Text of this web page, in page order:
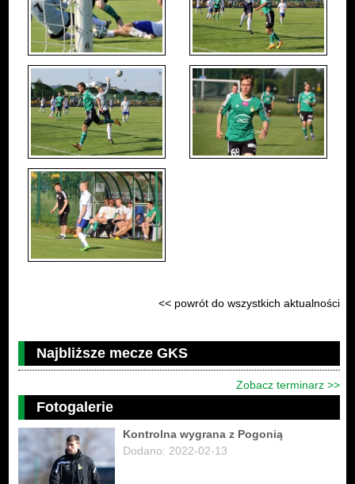
<< powrót do wszystkich aktualności
Najbliższe mecze GKS
Zobacz terminarz >>
Fotogalerie
Kontrolna wygrana z Pogonią
Dodano: 2022-02-13